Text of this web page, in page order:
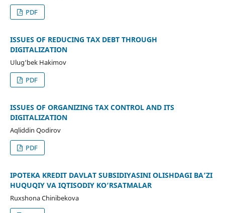
PDF
ISSUES OF REDUCING TAX DEBT THROUGH
DIGITALIZATION
Ulug‘bek Hakimov
PDF
ISSUES OF ORGANIZING TAX CONTROL AND ITS
DIGITALIZATION
Aqliddin Qodirov
PDF
IPOTEKA KREDIT DAVLAT SUBSIDIYASINI OLISHDAGI BA’ZI
HUQUQIY VA IQTISODIY KO‘RSATMALAR
Ruxshona Chinibekova